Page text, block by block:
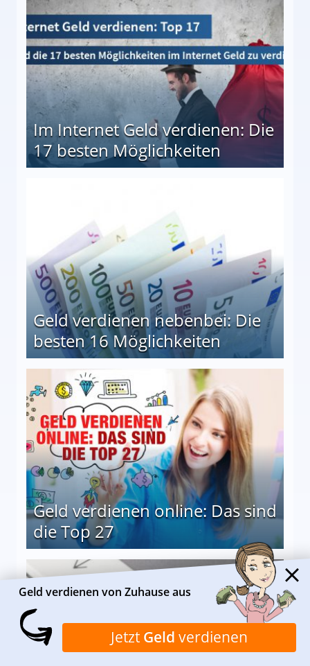
Im Internet Geld verdienen: Die
17 besten Möglichkeiten
Geld verdienen nebenbei: Die
besten 16 Möglichkeiten
Geld verdienen online: Das sind
die Top 27
Geld verdienen von Zuhause aus
Jetzt Geld verdienen